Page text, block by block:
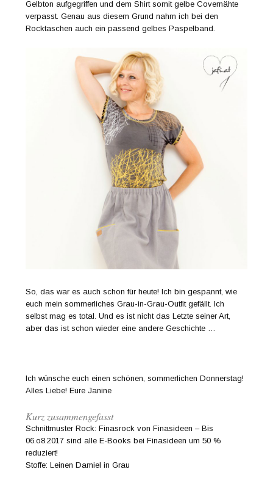
Gelbton aufgegriffen und dem Shirt somit gelbe Covernähte
verpasst. Genau aus diesem Grund nahm ich bei den
Rocktaschen auch ein passend gelbes Paspelband.
So, das war es auch schon für heute! Ich bin gespannt, wie
euch mein sommerliches Grau-in-Grau-Outfit gefällt. Ich
selbst mag es total. Und es ist nicht das Letzte seiner Art,
aber das ist schon wieder eine andere Geschichte …
Ich wünsche euch einen schönen, sommerlichen Donnerstag!
Alles Liebe! Eure Janine
Kurz zusammengefasst
Schnittmuster Rock: Finasrock von Finasideen – Bis
06.o8.2017 sind alle E-Books bei Finasideen um 50 %
reduziert!
Stoffe: Leinen Damiel in Grau